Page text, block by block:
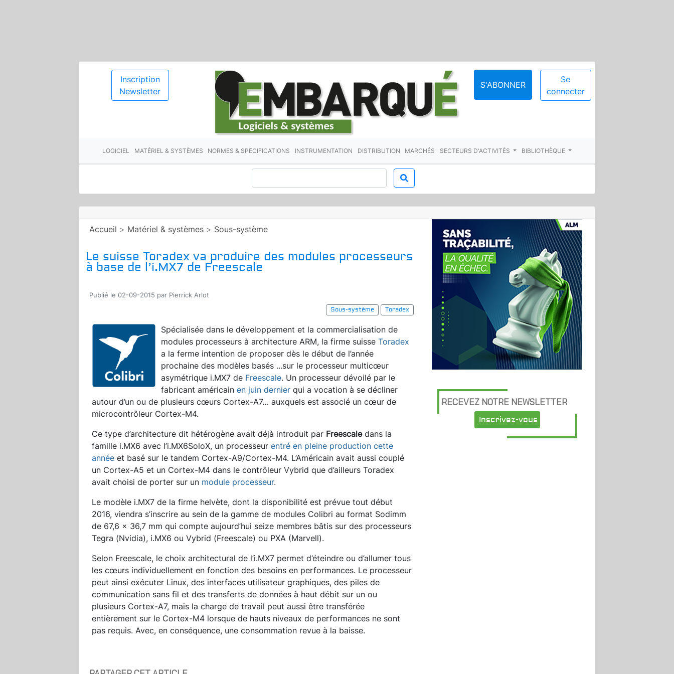
Inscription
Newsletter
S'ABONNER
Se
connecter
LOGICIEL MATÉRIEL & SYSTÈMES NORMES & SPÉCIFICATIONS INSTRUMENTATION DISTRIBUTION MARCHÉS SECTEURS D'ACTIVITÉS BIBLIOTHÈQUE
Accueil > Matériel & systèmes > Sous-système
Le suisse Toradex va produire des modules processeurs
à base de l’i.MX7 de Freescale
Publié le 02-09-2015 par Pierrick Arlot
Sous-système
Toradex
Spécialisée dans le développement et la commercialisation de
modules processeurs à architecture ARM, la firme suisse Toradex
a la ferme intention de proposer dès le début de l’année
prochaine des modèles basés ...sur le processeur multicœur
asymétrique i.MX7 de Freescale. Un processeur dévoilé par le
fabricant américain en juin dernier qui a vocation à se décliner
autour d’un ou de plusieurs cœurs Cortex-A7… auxquels est associé un cœur de
microcontrôleur Cortex-M4.
Ce type d’architecture dit hétérogène avait déjà introduit par Freescaledans la
famille i.MX6 avec l’i.MX6SoloX, un processeur entré en pleine production cette
année et basé sur le tandem Cortex-A9/Cortex-M4. L’Américain avait aussi couplé
un Cortex-A5 et un Cortex-M4 dans le contrôleur Vybrid que d’ailleurs Toradex
avait choisi de porter sur un module processeur.
Le modèle i.MX7 de la firme helvète, dont la disponibilité est prévue tout début
2016, viendra s’inscrire au sein de la gamme de modules Colibri au format Sodimm
de 67,6 x 36,7 mm qui compte aujourd’hui seize membres bâtis sur des processeurs
Tegra (Nvidia), i.MX6 ou Vybrid (Freescale) ou PXA (Marvell).
Selon Freescale, le choix architectural de l’i.MX7 permet d’éteindre ou d’allumer tous
les cœurs individuellement en fonction des besoins en performances. Le processeur
peut ainsi exécuter Linux, des interfaces utilisateur graphiques, des piles de
communication sans fil et des transferts de données à haut débit sur un ou
plusieurs Cortex-A7, mais la charge de travail peut aussi être transférée
entièrement sur le Cortex-M4 lorsque de hauts niveaux de performances ne sont
pas requis. Avec, en conséquence, une consommation revue à la baisse.
RECEVEZ NOTRE NEWSLETTER
Inscrivez-vous